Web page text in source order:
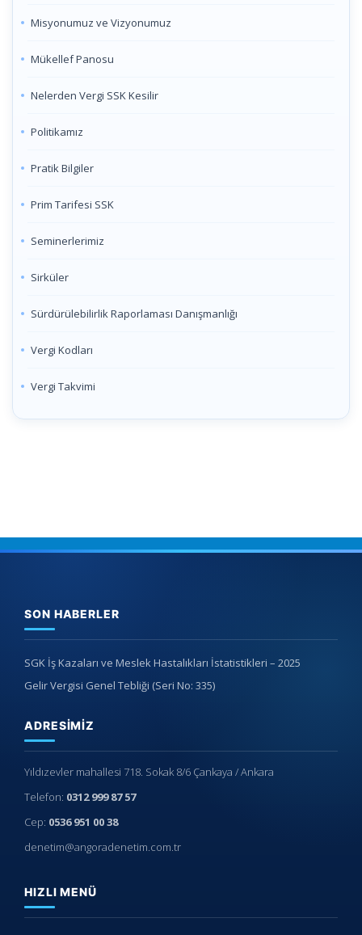
Misyonumuz ve Vizyonumuz
Mükellef Panosu
Nelerden Vergi SSK Kesilir
Politikamız
Pratik Bilgiler
Prim Tarifesi SSK
Seminerlerimiz
Sirküler
Sürdürülebilirlik Raporlaması Danışmanlığı
Vergi Kodları
Vergi Takvimi
SON HABERLER
SGK İş Kazaları ve Meslek Hastalıkları İstatistikleri – 2025
Gelir Vergisi Genel Tebliği (Seri No: 335)
ADRESIMIZ
Yıldızevler mahallesi 718. Sokak 8/6 Çankaya / Ankara
Telefon: 0312 999 87 57
Cep: 0536 951 00 38
denetim@angoradenetim.com.tr
HIZLI MENÜ